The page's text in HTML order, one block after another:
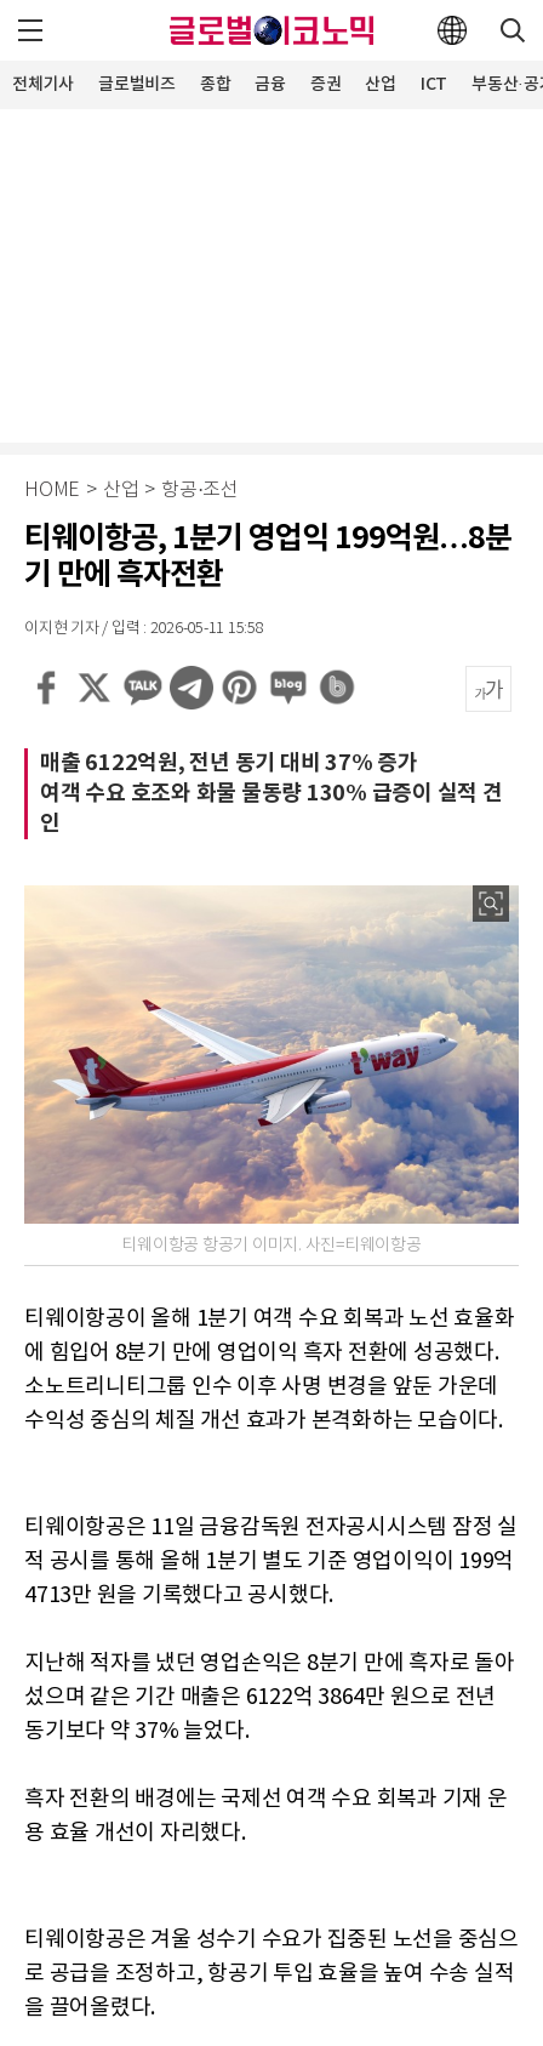
전체기사 글로벌비즈 종합 금융 증권 산업 ICT 부동산·
HOME > 산업 > 항공·조선
티웨이항공, 1분기 영업익 199억원…8분
기 만에 흑자전환
이지현 기자 / 입력 : 2026-05-11 15:58
매출 6122억원, 전년 동기 대비 37% 증가
여객 수요 호조와 화물 물동량 130% 급증이 실적 견
인
티웨이항공 항공기 이미지. 사진=티웨이항공
티웨이항공이 올해 1분기 여객 수요 회복과 노선 효율화
에 힘입어 8분기 만에 영업이익 흑자 전환에 성공했다.
소노트리니티그룹 인수 이후 사명 변경을 앞둔 가운데
수익성 중심의 체질 개선 효과가 본격화하는 모습이다.
티웨이항공은 11일 금융감독원 전자공시시스템 잠정 실
적 공시를 통해 올해 1분기 별도 기준 영업이익이 199억
4713만 원을 기록했다고 공시했다.
지난해 적자를 냈던 영업손익은 8분기 만에 흑자로 돌아
섰으며 같은 기간 매출은 6122억 3864만 원으로 전년
동기보다 약 37% 늘었다.
흑자 전환의 배경에는 국제선 여객 수요 회복과 기재 운
용 효율 개선이 자리했다.
티웨이항공은 겨울 성수기 수요가 집중된 노선을 중심으
로 공급을 조정하고, 항공기 투입 효율을 높여 수송 실적
을 끌어올렸다.